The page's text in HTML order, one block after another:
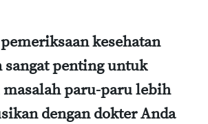
kesehatan
sangat penting untuk
paru-paru lebih
dengan dokter Anda